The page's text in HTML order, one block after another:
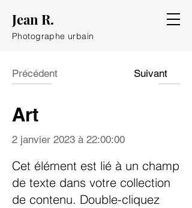
Jean R.
Photographe urbain
Précédent Suivant
Art
2 janvier 2023 à 22:00:00
Cet élément est lié à un champ
de texte dans votre collection
de contenu. Double-cliquez